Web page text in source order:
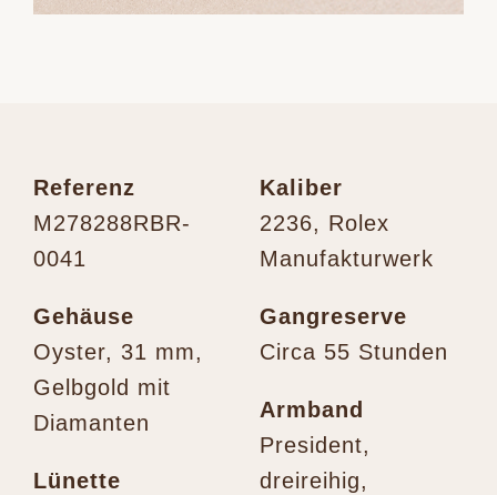
Referenz
M278288RBR-
0041
Gehäuse
Oyster, 31 mm,
Gelbgold mit
Diamanten
Lünette
Kaliber
2236, Rolex
Manufakturwerk
Gangreserve
Circa 55 Stunden
Armband
President,
dreireihig,